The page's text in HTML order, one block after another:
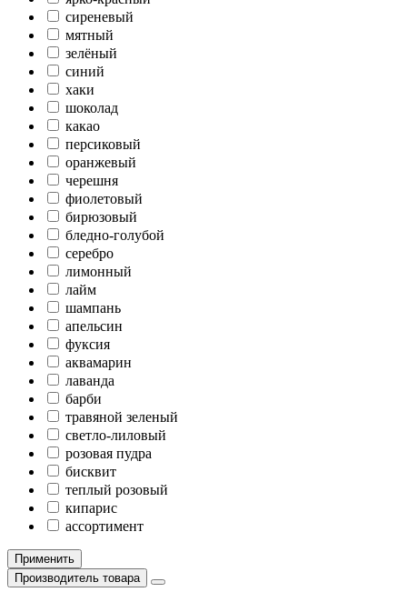
сиреневый
мятный
зелёный
синий
хаки
шоколад
какао
персиковый
оранжевый
черешня
фиолетовый
бирюзовый
бледно-голубой
серебро
лимонный
лайм
шампань
апельсин
фуксия
аквамарин
лаванда
барби
травяной зеленый
светло-лиловый
розовая пудра
бисквит
теплый розовый
кипарис
ассортимент
Применить
Производитель товара